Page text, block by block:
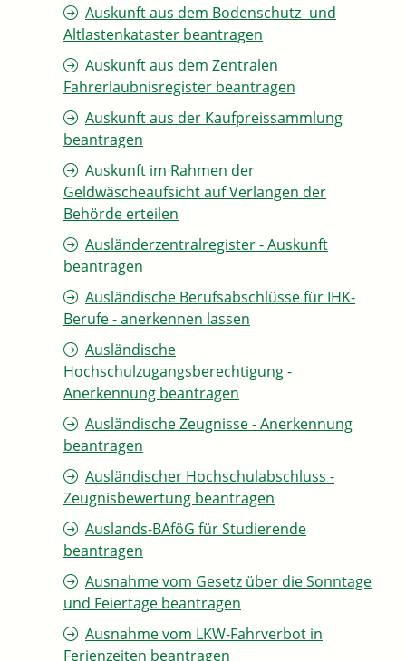
Auskunft aus dem Bodenschutz- und
Altlastenkataster beantragen
Auskunft aus dem Zentralen
Fahrerlaubnisregister beantragen
Auskunft aus der Kaufpreissammlung
beantragen
Auskunft im Rahmen der
Geldwäscheaufsicht auf Verlangen der
Behörde erteilen
Ausländerzentralregister - Auskunft
beantragen
Ausländische Berufsabschlüsse für IHK-
Berufe - anerkennen lassen
Ausländische
Hochschulzugangsberechtigung -
Anerkennung beantragen
Ausländische Zeugnisse - Anerkennung
beantragen
Ausländischer Hochschulabschluss -
Zeugnisbewertung beantragen
Auslands-BAföG für Studierende
beantragen
Ausnahme vom Gesetz über die Sonntage
und Feiertage beantragen
Ausnahme vom LKW-Fahrverbot in
Ferienzeiten beantragen